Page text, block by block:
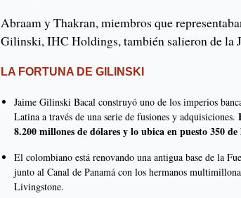
Abraam y Thakran, miembros que
Gilinski, IHC Holdings, también salieron de la
LA FORTUNA DE GILINSKI
Jaime Gilinski Bacal construyó uno de los imperios
Latina a través de una serie de fusiones y adquisiciones.
8.200 millones de dólares y lo ubica en puesto 350
El colombiano está renovando una antigua base de la
junto al Canal de Panamá con los hermanos
Livingstone.